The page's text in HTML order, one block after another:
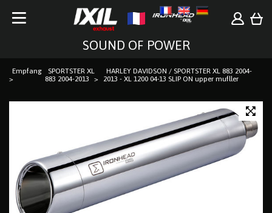
SOUND OF POWER
Empfang
SPORTSTER XL
883 2004-2013
HARLEY DAVIDSON / SPORTSTER XL 883 2004-
2013 - XL 1200 04-13 SLIP ON upper mufller